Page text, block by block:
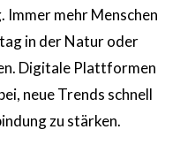
mehr Menschen
in der Natur oder
Digitale Plattformen
neue Trends schnell
zu stärken.